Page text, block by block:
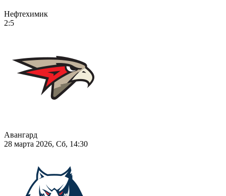
Нефтехимик
2:5
Авангард
28 марта 2026, Сб, 14:30